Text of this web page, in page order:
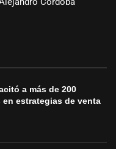
a más de 200
en estrategias de venta